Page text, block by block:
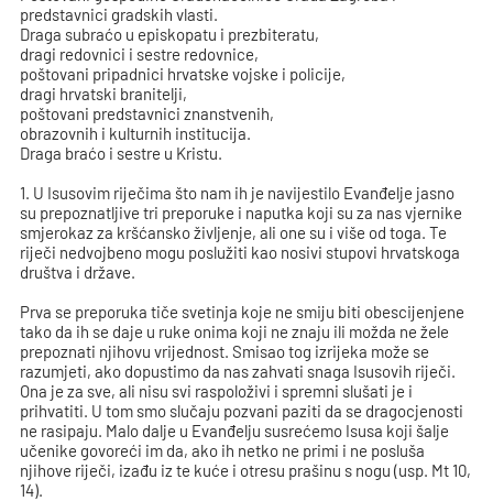
predstavnici gradskih vlasti.
Draga subraćo u episkopatu i prezbiteratu,
dragi redovnici i sestre redovnice,
poštovani pripadnici hrvatske vojske i policije,
dragi hrvatski branitelji,
poštovani predstavnici znanstvenih,
obrazovnih i kulturnih institucija.
Draga braćo i sestre u Kristu.
1. U Isusovim riječima što nam ih je navijestilo Evanđelje jasno
su prepoznatljive tri preporuke i naputka koji su za nas vjernike
smjerokaz za kršćansko življenje, ali one su i više od toga. Te
riječi nedvojbeno mogu poslužiti kao nosivi stupovi hrvatskoga
društva i države.
Prva se preporuka tiče svetinja koje ne smiju biti obescijenjene
tako da ih se daje u ruke onima koji ne znaju ili možda ne žele
prepoznati njihovu vrijednost. Smisao tog izrijeka može se
razumjeti, ako dopustimo da nas zahvati snaga Isusovih riječi.
Ona je za sve, ali nisu svi raspoloživi i spremni slušati je i
prihvatiti. U tom smo slučaju pozvani paziti da se dragocjenosti
ne rasipaju. Malo dalje u Evanđelju susrećemo Isusa koji šalje
učenike govoreći im da, ako ih netko ne primi i ne posluša
njihove riječi, izađu iz te kuće i otresu prašinu s nogu (usp. Mt 10,
14).